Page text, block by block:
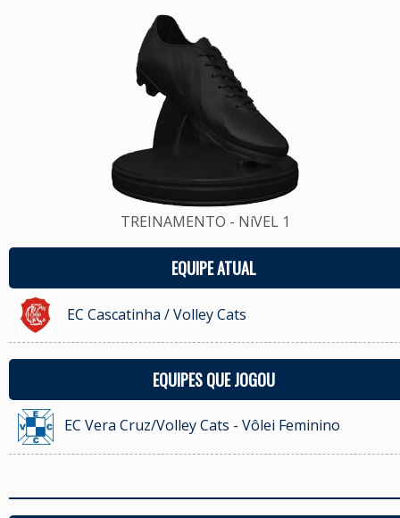
TREINAMENTO - NíVEL 1
EQUIPE ATUAL
EC Cascatinha / Volley Cats
EQUIPES QUE JOGOU
EC Vera Cruz/Volley Cats - Vôlei Feminino